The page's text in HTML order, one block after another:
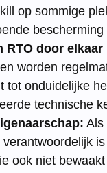
op sommige
bescherming
RTO door elkaar
worden
tot onduidelijke
technische
Als
verantwoordelijk
ook niet